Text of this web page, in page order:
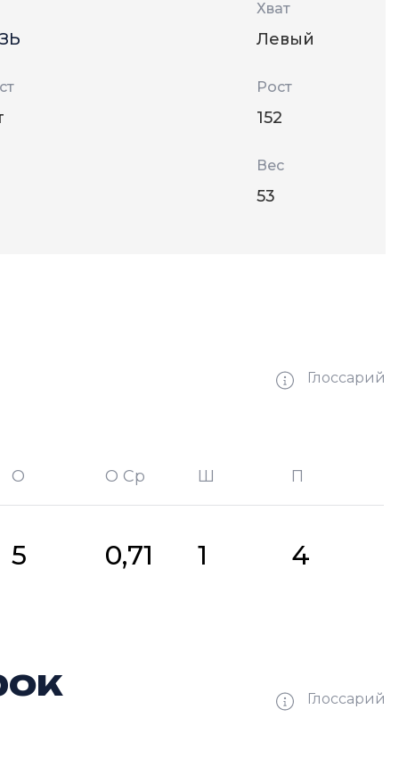
Хват
Левый
Рост
152
Вес
53
Глоссарий
О О Ср Ш П
5 0,71 1 4
Глоссарий